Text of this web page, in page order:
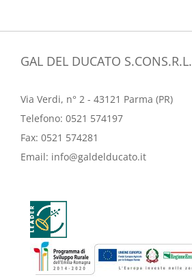
GAL DEL DUCATO S.CONS.R.L.
Via Verdi, n° 2 - 43121 Parma (PR)
Telefono: 0521 574197
Fax: 0521 574281
Email: info@galdelducato.it